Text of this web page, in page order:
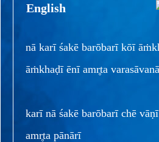
English
nā karī śakē barōbarī kōī
āṁkhaḍī ēnī amr̥ta
karī nā śakē barōbarī chē
amr̥ta pānārī